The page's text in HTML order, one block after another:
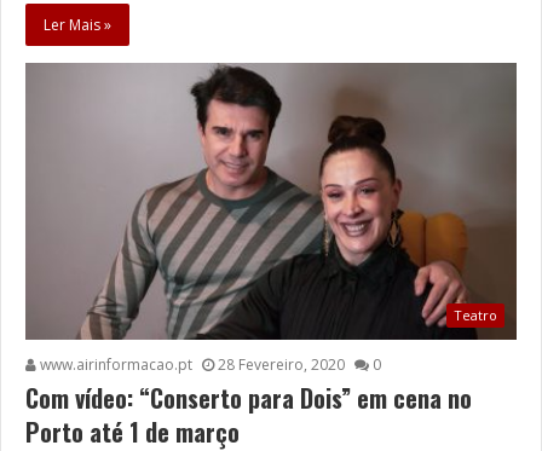
Ler Mais »
Teatro
www.airinformacao.pt 28 Fevereiro, 2020 0
Com vídeo: “Conserto para Dois” em cena no
Porto até 1 de março